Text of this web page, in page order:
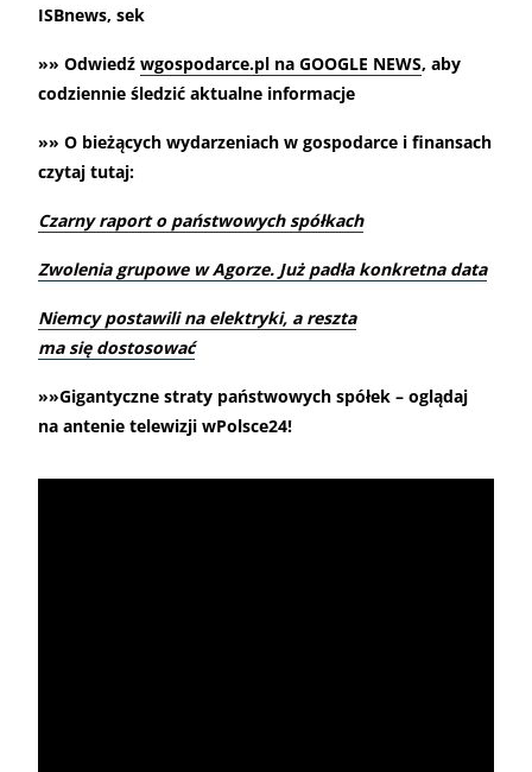
ISBnews, sek
»» Odwiedź wgospodarce.pl na GOOGLE NEWS, aby
codziennie śledzić aktualne informacje
»» O bieżących wydarzeniach w gospodarce i finansach
czytaj tutaj:
Czarny raport o państwowych spółkach
Zwolenia grupowe w Agorze. Już padła konkretna data
Niemcy postawili na elektryki, a reszta
ma się dostosować
»»Gigantyczne straty państwowych spółek – oglądaj
na antenie telewizji wPolsce24!